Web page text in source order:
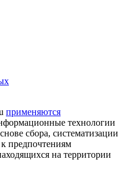
применяются
технологии
сбора, систематизации
предпочтениям
на территории